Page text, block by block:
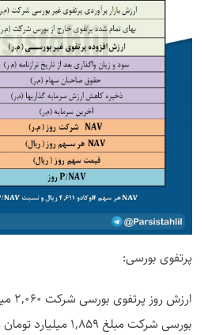
پرتفوی بورسی:
بورسی شرکت مبلغ 1,859 میلیارد تومان می باشد.